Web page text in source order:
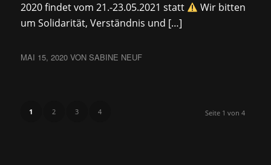
2020 findet vom 21.-23.05.2021 statt
Wir bitten
um Solidarität, Verständnis und […]
MAI 15, 2020 VON SABINE NEUF
Seite 1 von 4
1 2 3 4